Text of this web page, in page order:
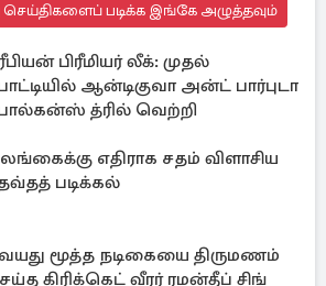
செய்திகளைப் படிக்க இங்கே அழுத்தவும்
பிரீமியர் லீக்: முதல்
ஆன்டிகுவா அன்ட் பார்புடா
த்ரில் வெற்றி
எதிராக சதம் விளாசிய
படிக்கல்
மூத்த நடிகையை திருமணம்
கிரிக்கெட் வீரர் ரமன்தீப் சிங்